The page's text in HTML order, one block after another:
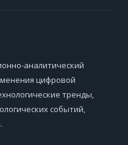
аналитический
цифровой
тренды,
событий,